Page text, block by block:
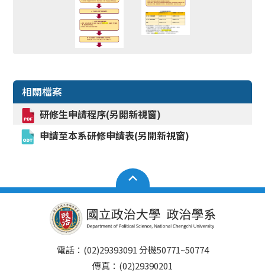
相關檔案
研修生申請程序(另開新視窗)
申請至本系研修申請表(另開新視窗)
電話：(02)29393091 分機50771~50774
傳真：(02)29390201